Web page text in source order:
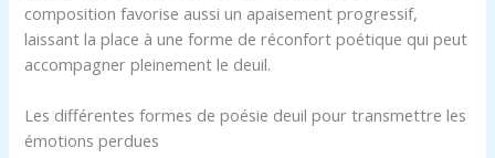
composition favorise aussi un apaisement progressif,
laissant la place à une forme de réconfort poétique qui peut
accompagner pleinement le deuil.
Les différentes formes de poésie deuil pour transmettre les
émotions perdues